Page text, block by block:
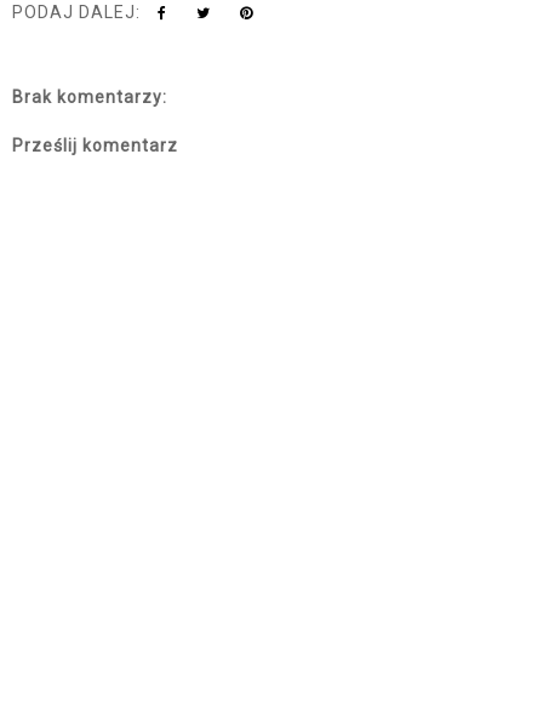
PODAJ DALEJ:
Brak komentarzy:
Prześlij komentarz